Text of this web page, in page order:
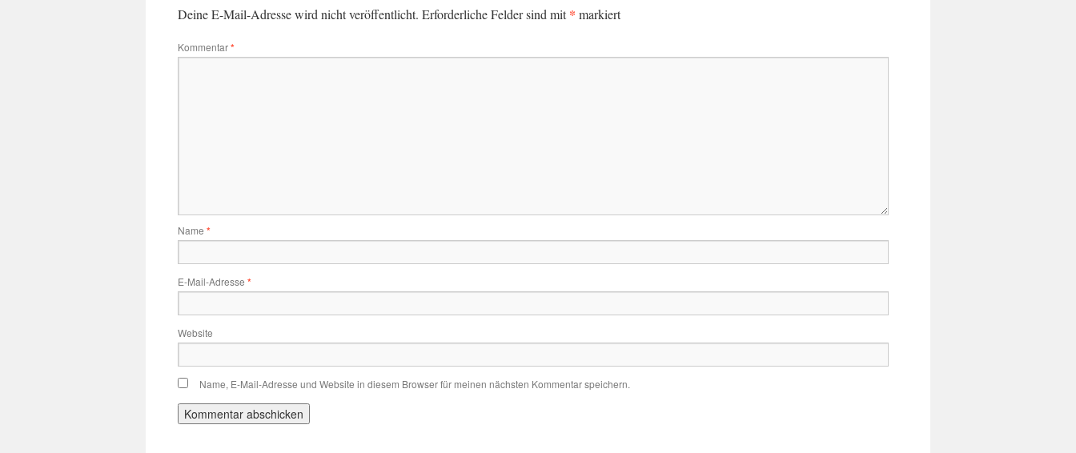
Deine E-Mail-Adresse wird nicht veröffentlicht. Erforderliche Felder sind mit* markiert
Kommentar*
Name *
E-Mail-Adresse *
Website
Name, E-Mail-Adresse und Website in diesem Browser für meinen nächsten Kommentar speichern.